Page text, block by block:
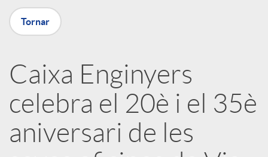
u
b
l
Tornar
Caixa Enginyers
celebra el 20è i el 35è
aniversari de les